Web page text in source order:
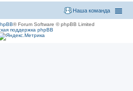
Наша команда
® Forum Software © phpBB Limited
поддержка phpBB